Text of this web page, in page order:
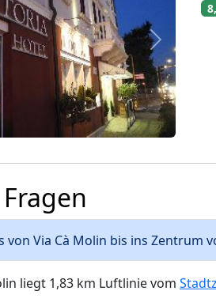
Weiter
von Via Cà Molin bis ins Zentrum
liegt 1,83 km Luftlinie vom